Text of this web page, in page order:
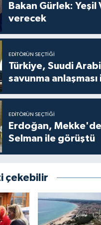
Bakan Gürlek:
verecek
EDITÖRÜN SEÇTIĞI
Türkiye, Suudi
savunma anlaşması
EDITÖRÜN SEÇTIĞI
Erdoğan,
Selman ile görüştü
çekebilir